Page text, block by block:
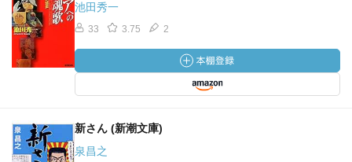
池田秀一
33 3.75 2
新さん (新潮文庫)
泉昌之